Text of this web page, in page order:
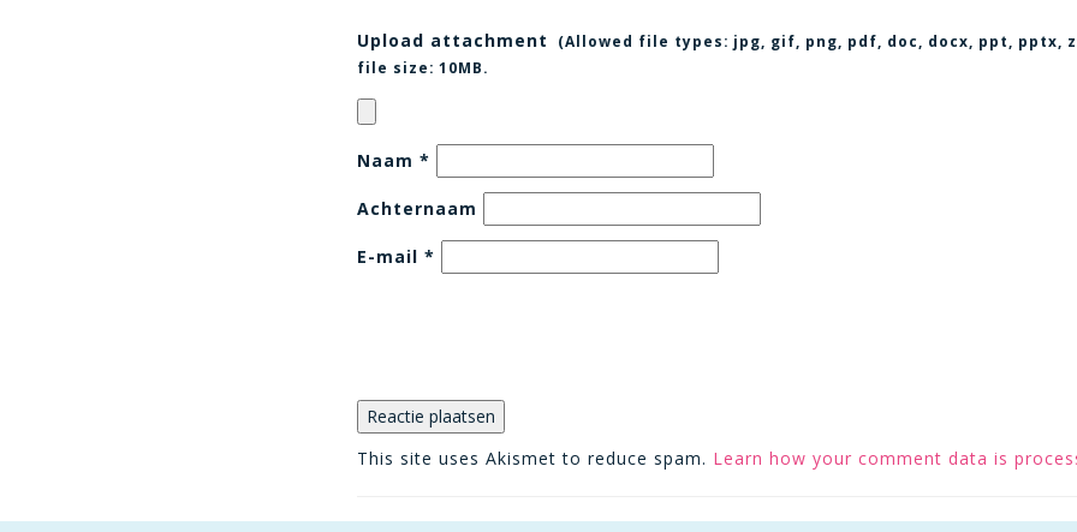
Upload attachment (Allowed file types: jpg, gif, png, pdf, doc, docx, ppt, pptx,
file size: 10MB.
Naam *
Achternaam
E-mail *
This site uses Akismet to reduce spam. Learn how your comment data is